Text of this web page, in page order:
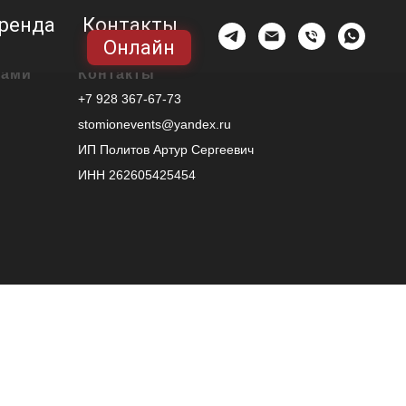
Контакты
Онлайн
Контакты
+7 928 367-67-73
ИП Политов Артур Сергеевич
ИНН 262605425454
stomionevents@yandex.ru